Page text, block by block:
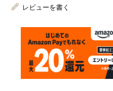
レビューを書く